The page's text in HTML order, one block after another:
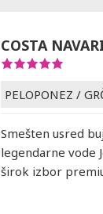
COSTA
PELOPONEZ /
Smešten usred
legendarne vode
širok izbor